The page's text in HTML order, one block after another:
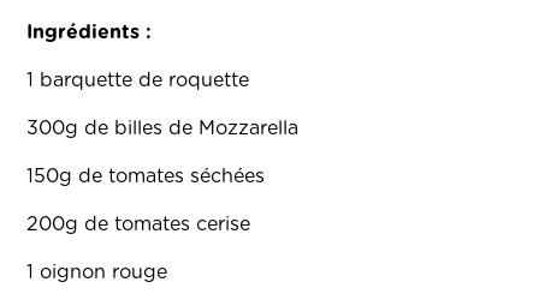
Ingrédients :
1 barquette de roquette
300g de billes de Mozzarella
150g de tomates séchées
200g de tomates cerise
1 oignon rouge